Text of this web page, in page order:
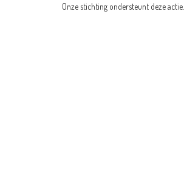
Onze stichting ondersteunt deze actie.